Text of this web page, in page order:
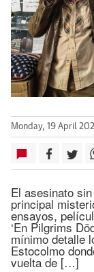
Monday, 19 April
El asesinato
principal
ensayos,
‘En Pilgrims
mínimo detalle
Estocolmo
vuelta de […]